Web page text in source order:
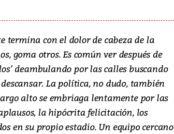
termina con el dolor de cabeza de la
goma otros. Es común ver después de
deambulando por las calles buscando
La política, no dudo, también
alto se embriaga lentamente por las
la hipócrita felicitación, los
en su propio estadio. Un equipo cercano